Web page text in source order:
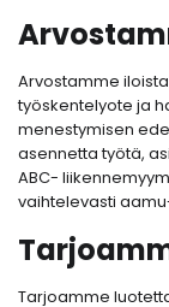
Arvostamme
työskentelyote ja
menestymisen
asennetta työtä,
ABC-
vaihtelevasti
Tarjoamme